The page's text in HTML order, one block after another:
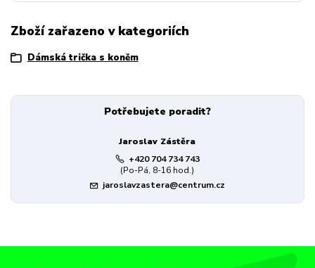
Zboží zařazeno v kategoriích
Dámská trička s koněm
Potřebujete poradit?
Jaroslav Zástěra
+420 704 734 743
(Po-Pá, 8-16 hod.)
jaroslavzastera@centrum.cz